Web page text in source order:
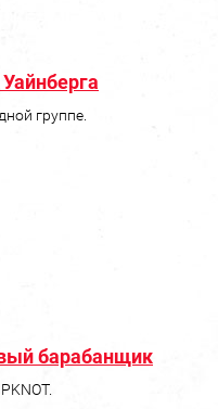
группе.
барабанщик